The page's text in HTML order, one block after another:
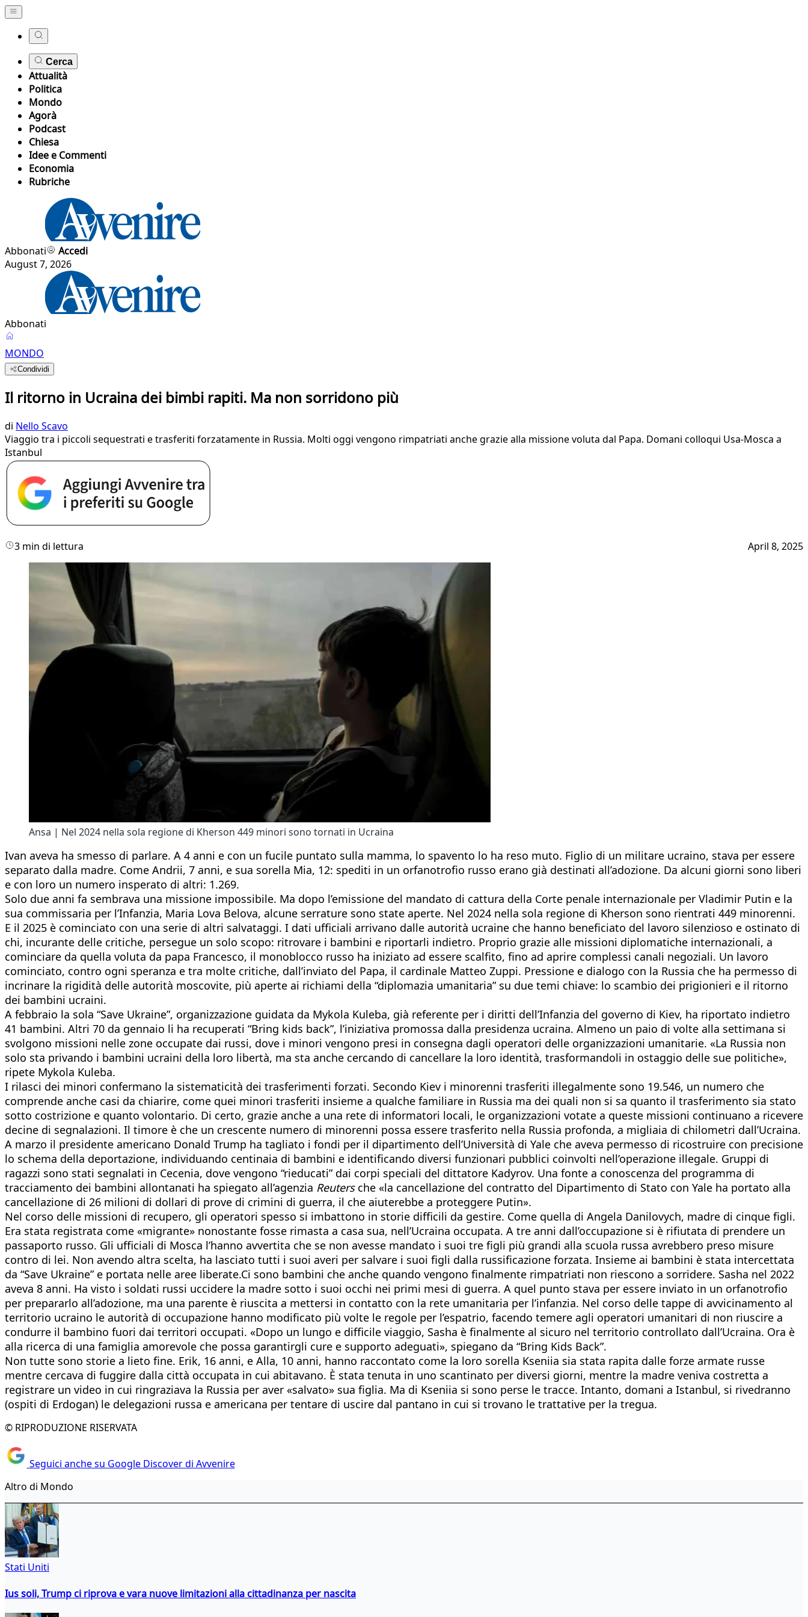
Cerca
Attualità
Politica
Mondo
Agorà
Podcast
Chiesa
Idee e Commenti
Economia
Rubriche
Abbonati
Accedi
August 7, 2026
Abbonati
MONDO
Condividi
Il ritorno in Ucraina dei bimbi rapiti. Ma non sorridono più
di Nello Scavo
Viaggio tra i piccoli sequestrati e trasferiti forzatamente in Russia. Molti oggi vengono rimpatriati anche grazie alla missione voluta dal Papa. Domani colloqui Usa-Mosca a
Istanbul
3 min di lettura April 8, 2025
Ansa | Nel 2024 nella sola regione di Kherson 449 minori sono tornati in Ucraina
Ivan aveva ha smesso di parlare. A 4 anni e con un fucile puntato sulla mamma, lo spavento lo ha reso muto. Figlio di un militare ucraino, stava per essere
separato dalla madre. Come Andrii, 7 anni, e sua sorella Mia, 12: spediti in un orfanotrofio russo erano già destinati all’adozione. Da alcuni giorni sono liberi
e con loro un numero insperato di altri: 1.269.
Solo due anni fa sembrava una missione impossibile. Ma dopo l’emissione del mandato di cattura della Corte penale internazionale per Vladimir Putin e la
sua commissaria per l’Infanzia, Maria Lova Belova, alcune serrature sono state aperte. Nel 2024 nella sola regione di Kherson sono rientrati 449 minorenni.
E il 2025 è cominciato con una serie di altri salvataggi. I dati ufficiali arrivano dalle autorità ucraine che hanno beneficiato del lavoro silenzioso e ostinato di
chi, incurante delle critiche, persegue un solo scopo: ritrovare i bambini e riportarli indietro. Proprio grazie alle missioni diplomatiche internazionali, a
cominciare da quella voluta da papa Francesco, il monoblocco russo ha iniziato ad essere scalfito, fino ad aprire complessi canali negoziali. Un lavoro
cominciato, contro ogni speranza e tra molte critiche, dall’inviato del Papa, il cardinale Matteo Zuppi. Pressione e dialogo con la Russia che ha permesso di
incrinare la rigidità delle autorità moscovite, più aperte ai richiami della “diplomazia umanitaria” su due temi chiave: lo scambio dei prigionieri e il ritorno
dei bambini ucraini.
A febbraio la sola “Save Ukraine”, organizzazione guidata da Mykola Kuleba, già referente per i diritti dell’Infanzia del governo di Kiev, ha riportato indietro
41 bambini. Altri 70 da gennaio li ha recuperati “Bring kids back”, l’iniziativa promossa dalla presidenza ucraina. Almeno un paio di volte alla settimana si
svolgono missioni nelle zone occupate dai russi, dove i minori vengono presi in consegna dagli operatori delle organizzazioni umanitarie. «La Russia non
solo sta privando i bambini ucraini della loro libertà, ma sta anche cercando di cancellare la loro identità, trasformandoli in ostaggio delle sue politiche»,
ripete Mykola Kuleba.
I rilasci dei minori confermano la sistematicità dei trasferimenti forzati. Secondo Kiev i minorenni trasferiti illegalmente sono 19.546, un numero che
comprende anche casi da chiarire, come quei minori trasferiti insieme a qualche familiare in Russia ma dei quali non si sa quanto il trasferimento sia stato
sotto costrizione e quanto volontario. Di certo, grazie anche a una rete di informatori locali, le organizzazioni votate a queste missioni continuano a ricevere
decine di segnalazioni. Il timore è che un crescente numero di minorenni possa essere trasferito nella Russia profonda, a migliaia di chilometri dall’Ucraina.
A marzo il presidente americano Donald Trump ha tagliato i fondi per il dipartimento dell’Università di Yale che aveva permesso di ricostruire con precisione
lo schema della deportazione, individuando centinaia di bambini e identificando diversi funzionari pubblici coinvolti nell’operazione illegale. Gruppi di
ragazzi sono stati segnalati in Cecenia, dove vengono “rieducati” dai corpi speciali del dittatore Kadyrov. Una fonte a conoscenza del programma di
tracciamento dei bambini allontanati ha spiegato all’agenzia Reutersche «la cancellazione del contratto del Dipartimento di Stato con Yale ha portato alla
cancellazione di 26 milioni di dollari di prove di crimini di guerra, il che aiuterebbe a proteggere Putin».
Nel corso delle missioni di recupero, gli operatori spesso si imbattono in storie difficili da gestire. Come quella di Angela Danilovych, madre di cinque figli.
Era stata registrata come «migrante» nonostante fosse rimasta a casa sua, nell’Ucraina occupata. A tre anni dall’occupazione si è rifiutata di prendere un
passaporto russo. Gli ufficiali di Mosca l’hanno avvertita che se non avesse mandato i suoi tre figli più grandi alla scuola russa avrebbero preso misure
contro di lei. Non avendo altra scelta, ha lasciato tutti i suoi averi per salvare i suoi figli dalla russificazione forzata. Insieme ai bambini è stata intercettata
da “Save Ukraine” e portata nelle aree liberate.Ci sono bambini che anche quando vengono finalmente rimpatriati non riescono a sorridere. Sasha nel 2022
aveva 8 anni. Ha visto i soldati russi uccidere la madre sotto i suoi occhi nei primi mesi di guerra. A quel punto stava per essere inviato in un orfanotrofio
per prepararlo all’adozione, ma una parente è riuscita a mettersi in contatto con la rete umanitaria per l’infanzia. Nel corso delle tappe di avvicinamento al
territorio ucraino le autorità di occupazione hanno modificato più volte le regole per l’espatrio, facendo temere agli operatori umanitari di non riuscire a
condurre il bambino fuori dai territori occupati. «Dopo un lungo e difficile viaggio, Sasha è finalmente al sicuro nel territorio controllato dall’Ucraina. Ora è
alla ricerca di una famiglia amorevole che possa garantirgli cure e supporto adeguati», spiegano da “Bring Kids Back”.
Non tutte sono storie a lieto fine. Erik, 16 anni, e Alla, 10 anni, hanno raccontato come la loro sorella Kseniia sia stata rapita dalle forze armate russe
mentre cercava di fuggire dalla città occupata in cui abitavano. È stata tenuta in uno scantinato per diversi giorni, mentre la madre veniva costretta a
registrare un video in cui ringraziava la Russia per aver «salvato» sua figlia. Ma di Kseniia si sono perse le tracce. Intanto, domani a Istanbul, si rivedranno
(ospiti di Erdogan) le delegazioni russa e americana per tentare di uscire dal pantano in cui si trovano le trattative per la tregua.
© RIPRODUZIONE RISERVATA
Seguici anche su Google Discover di Avvenire
Altro di Mondo
Stati Uniti
Ius soli, Trump ci riprova e vara nuove limitazioni alla cittadinanza per nascita